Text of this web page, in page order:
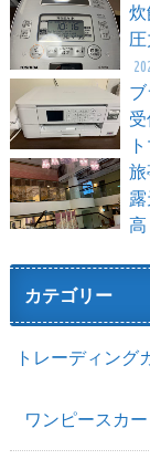
旅
高
カテゴリー
トレーディング
ワンピースカー